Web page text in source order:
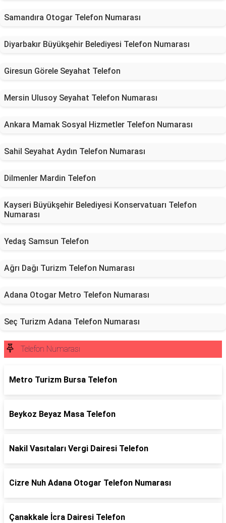
Samandıra Otogar Telefon Numarası
Diyarbakır Büyükşehir Belediyesi Telefon Numarası
Giresun Görele Seyahat Telefon
Mersin Ulusoy Seyahat Telefon Numarası
Ankara Mamak Sosyal Hizmetler Telefon Numarası
Sahil Seyahat Aydın Telefon Numarası
Dilmenler Mardin Telefon
Kayseri Büyükşehir Belediyesi Konservatuarı Telefon
Numarası
Yedaş Samsun Telefon
Ağrı Dağı Turizm Telefon Numarası
Adana Otogar Metro Telefon Numarası
Seç Turizm Adana Telefon Numarası
Telefon Numarası
Metro Turizm Bursa Telefon
Beykoz Beyaz Masa Telefon
Nakil Vasıtaları Vergi Dairesi Telefon
Cizre Nuh Adana Otogar Telefon Numarası
Çanakkale İcra Dairesi Telefon